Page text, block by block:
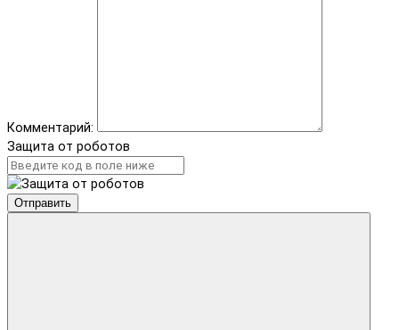
Комментарий:
Защита от роботов
Отправить